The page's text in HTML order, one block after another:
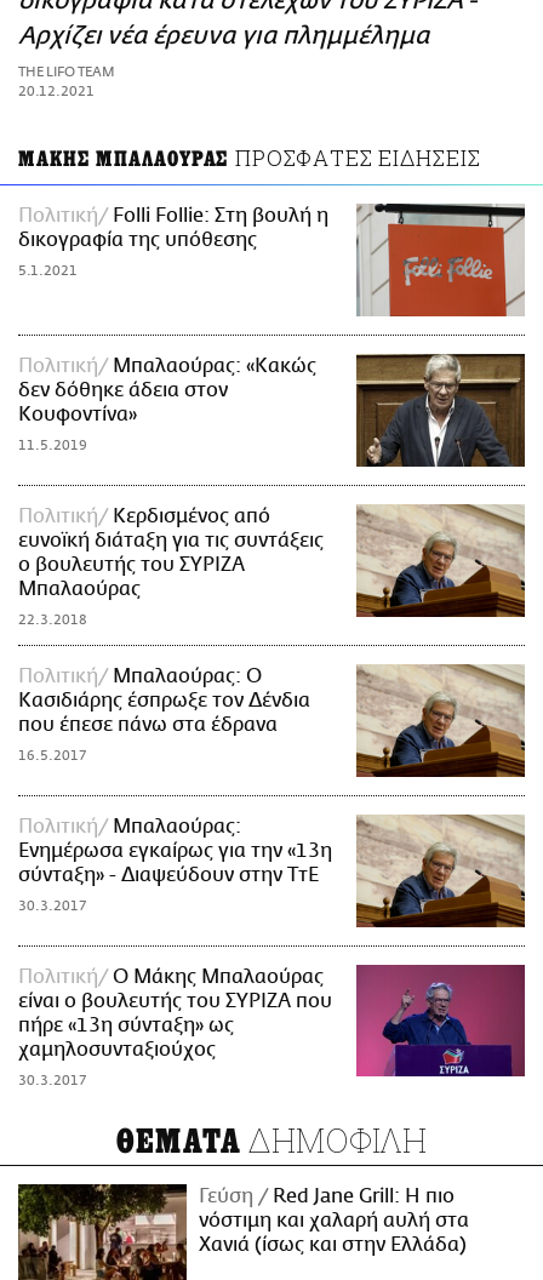
ΑΜΠΑ
PRINT
Αρχίζει νέα έρευνα για πλημμέλημα
THE LIFO TEAM
20.12.2021
ΜΑΚΗΣ ΜΠΑΛΑΟΥΡΑΣ ΠΡΟΣΦΑΤΕΣ ΕΙΔΗΣΕΙΣ
Πολιτική
Folli Follie: Στη βουλή η
δικογραφία της υπόθεσης
5.1.2021
Πολιτική
Μπαλαούρας: «Κακώς
δεν δόθηκε άδεια στον
Κουφοντίνα»
11.5.2019
Πολιτική
Κερδισμένος από
ευνοϊκή διάταξη για τις συντάξεις
ο βουλευτής του ΣΥΡΙΖΑ
Μπαλαούρας
22.3.2018
Πολιτική
Μπαλαούρας: Ο
Κασιδιάρης έσπρωξε τον Δένδια
που έπεσε πάνω στα έδρανα
16.5.2017
Πολιτική
Μπαλαούρας:
Ενημέρωσα εγκαίρως για την «13η
σύνταξη» - Διαψεύδουν στην ΤτΕ
30.3.2017
Πολιτική
Ο Μάκης Μπαλαούρας
είναι ο βουλευτής του ΣΥΡΙΖΑ που
πήρε «13η σύνταξη» ως
χαμηλοσυνταξιούχος
30.3.2017
ΘΕΜΑΤΑ ΔΗΜΟΦΙΛΗ
Γεύση
Red Jane Grill: Η πιο
νόστιμη και χαλαρή αυλή στα
Χανιά (ίσως και στην Ελλάδα)